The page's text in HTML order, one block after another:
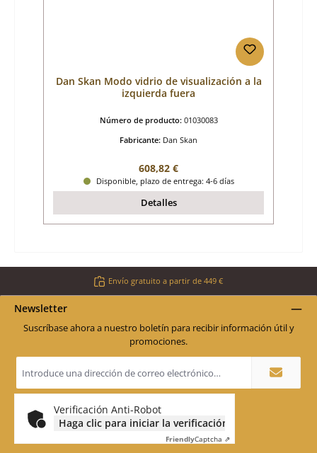
Dan Skan Modo vidrio de visualización a la
izquierda fuera
Número de producto: 01030083
Fabricante: Dan Skan
Precio normal:
608,82 €
Disponible, plazo de entrega: 4-6 días
Detalles
Envío gratuito a partir de 449 €
Newsletter
Suscríbase ahora a nuestro boletín para recibir información útil y
promociones.
de
correo
electrónico
Verificación Anti-Robot
Haga clic para iniciar la verificación
FriendlyCaptcha ⇗